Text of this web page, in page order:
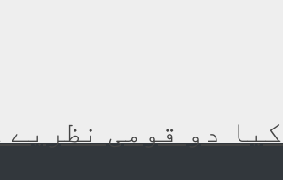
کیا دو قومی